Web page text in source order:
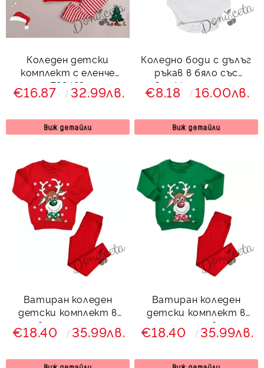
Коледен детски
комплект с еленче
792423
€16.87 32.99лв.
Виж детайли
Коледно боди с дълъг
ръкав в бяло със
Снежко и надпис
"Весела Коледа"
€8.18 16.00лв.
Виж детайли
Ватиран коледен
детски комплект в
червено с еленче и
клин с ръб 8733423
€18.40 35.99лв.
Ватиран коледен
детски комплект в
зелено и червено с
еленче и клин с ръб
€18.40 35.99лв.